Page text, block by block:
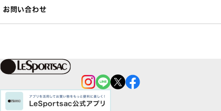
お問い合わせ